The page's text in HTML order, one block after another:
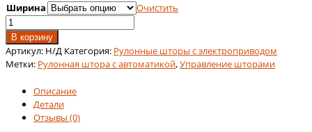
Ширина
Очистить
Количество
товара
Механизм
рулонной
Louvolite
электроприводом
В корзину
Артикул: Н/Д Категория: Рулонные шторы с электроприводом
Метки: Рулонная штора с автоматикой,Управление шторами
Описание
Детали
Отзывы (0)